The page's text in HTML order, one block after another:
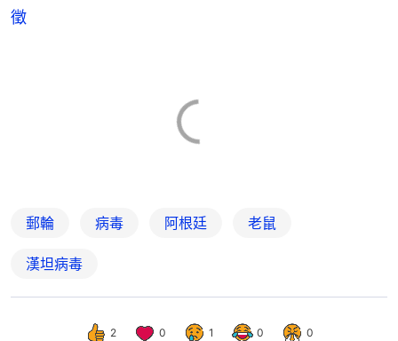
徵
郵輪 病毒 阿根廷 老鼠
漢坦病毒
2 0 1 0 0